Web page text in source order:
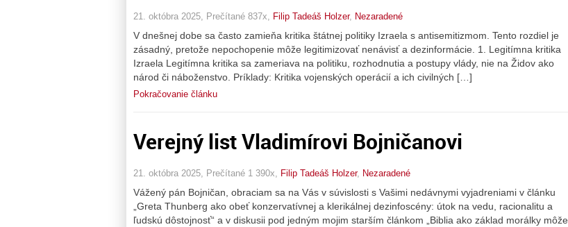
21. októbra 2025, Prečítané 837x, Filip Tadeáš Holzer, Nezaradené
V dnešnej dobe sa často zamieňa kritika štátnej politiky Izraela s antisemitizmom. Tento rozdiel je
zásadný, pretože nepochopenie môže legitimizovať nenávisť a dezinformácie. 1. Legitímna kritika
Izraela Legitímna kritika sa zameriava na politiku, rozhodnutia a postupy vlády, nie na Židov ako
národ či náboženstvo. Príklady: Kritika vojenských operácií a ich civilných […]
Pokračovanie článku
Verejný list Vladimírovi Bojničanovi
21. októbra 2025, Prečítané 1 390x, Filip Tadeáš Holzer, Nezaradené
Vážený pán Bojničan, obraciam sa na Vás v súvislosti s Vašimi nedávnymi vyjadreniami v článku
„Greta Thunberg ako obeť konzervatívnej a klerikálnej dezinfoscény: útok na vedu, racionalitu a
ľudskú dôstojnosť“ a v diskusii pod jedným mojim starším článkom „Biblia ako základ morálky môže